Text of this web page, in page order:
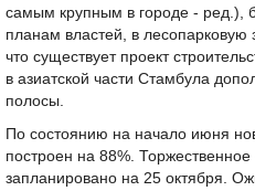
самым крупным в городе - ред.),
планам властей, в лесопарковую
что существует проект
в азиатской части Стамбула
полосы.
По состоянию на начало июня
построен на 88%.
запланировано на 25 октября.